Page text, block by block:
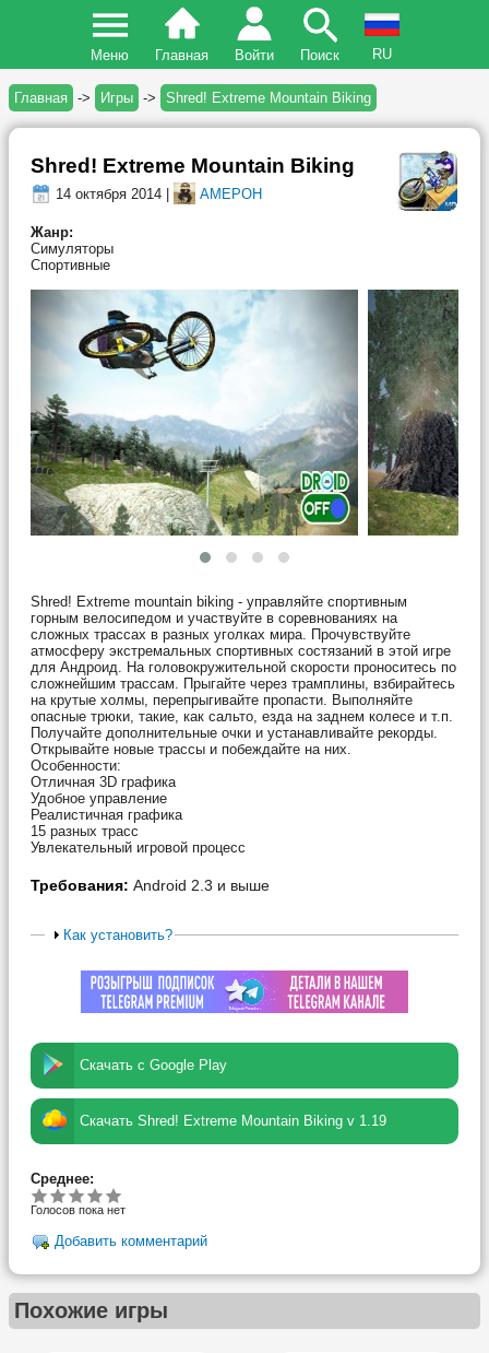
Меню Главная Войти Поиск RU
Главная -> Игры -> Shred! Extreme Mountain Biking
Shred! Extreme Mountain Biking
14 октября 2014 | AMEPOH
Жанр:
Симуляторы
Спортивные
Shred! Extreme mountain biking - управляйте спортивным
горным велосипедом и участвуйте в соревнованиях на
сложных трассах в разных уголках мира. Прочувствуйте
атмосферу экстремальных спортивных состязаний в этой игре
для Андроид. На головокружительной скорости проноситесь по
сложнейшим трассам. Прыгайте через трамплины, взбирайтесь
на крутые холмы, перепрыгивайте пропасти. Выполняйте
опасные трюки, такие, как сальто, езда на заднем колесе и т.п.
Получайте дополнительные очки и устанавливайте рекорды.
Открывайте новые трассы и побеждайте на них.
Особенности:
Отличная 3D графика
Удобное управление
Реалистичная графика
15 разных трасс
Увлекательный игровой процесс
Требования: Android 2.3 и выше
Как установить?
Скачать с Google Play
Скачать Shred! Extreme Mountain Biking v 1.19
Среднее:
Голосов пока нет
Добавить комментарий
Похожие игры